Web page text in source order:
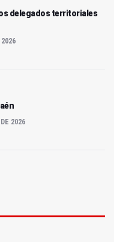
delegados territoriales
2026
2026